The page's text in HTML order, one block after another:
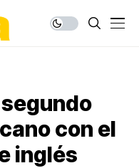
con el
inglés